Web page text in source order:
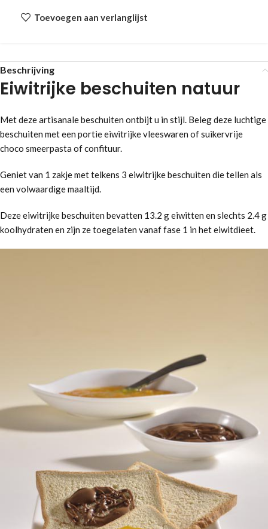
Toevoegen aan verlanglijst
Beschrijving
Eiwitrijke beschuiten natuur
Met deze artisanale beschuiten ontbijt u in stijl. Beleg deze luchtige
beschuiten met een portie eiwitrijke vleeswaren of suikervrije
choco smeerpasta of confituur.
Geniet van 1 zakje met telkens 3 eiwitrijke beschuiten die tellen als
een volwaardige maaltijd.
Deze eiwitrijke beschuiten bevatten 13.2 g eiwitten en slechts 2.4 g
koolhydraten en zijn ze toegelaten vanaf fase 1 in het eiwitdieet.